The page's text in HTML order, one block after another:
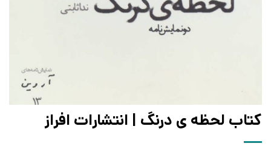
کتاب لحظه ی درنگ | انتشارات افراز